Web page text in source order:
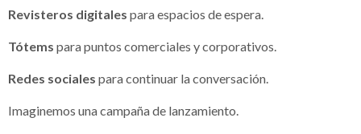
Revisteros digitales para espacios de espera.
Tótems para puntos comerciales y corporativos.
Redes sociales para continuar la conversación.
Imaginemos una campaña de lanzamiento.